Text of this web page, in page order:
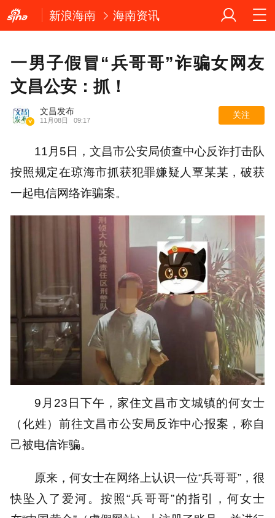
新浪海南 海南资讯
一男子假冒“兵哥哥”诈骗女网友
文昌公安：抓！
文昌发布
11月08日 09:17
关注
11月5日，文昌市公安局侦查中心反诈打击队
按照规定在琼海市抓获犯罪嫌疑人覃某某，破获
一起电信网络诈骗案。
9月23日下午，家住文昌市文城镇的何女士
（化姓）前往文昌市公安局反诈中心报案，称自
己被电信诈骗。
原来，何女士在网络上认识一位“兵哥哥”，很
快坠入了爱河。按照“兵哥哥”的指引，何女士